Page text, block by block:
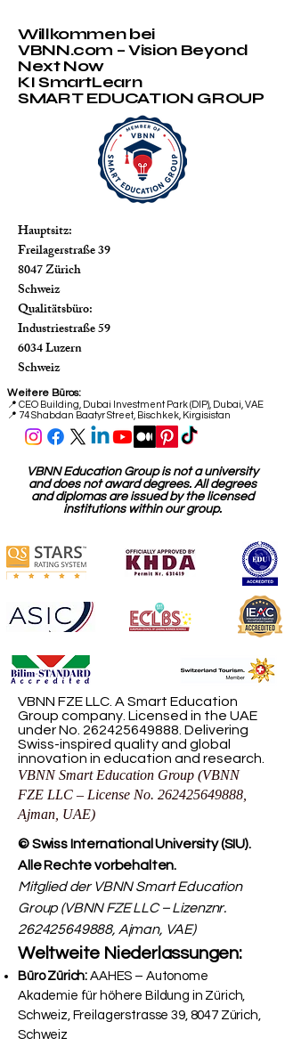
Willkommen bei
VBNN.com – Vision Beyond
Next Now
KI SmartLearn
SMART EDUCATION GROUP
Hauptsitz:
Freilagerstraße 39
8047 Zürich
Schweiz
Qualitätsbüro:
Industriestraße 59
6034 Luzern
Schweiz
Weitere Büros:
📍 CEO Building, Dubai Investment Park (DIP), Dubai, VAE
📍 74 Shabdan Baatyr Street, Bischkek, Kirgisistan
VBNN Education Group is not a university
and does not award degrees. All degrees
and diplomas are issued by the licensed
institutions within our group.
VBNN FZE LLC. A Smart Education
Group company. Licensed in the UAE
under No. 262425649888 . Delivering
Swiss-inspired quality and global
innovation in education and research.
VBNN Smart Education Group (VBNN
FZE LLC – License No. 262425649888
Ajman, UAE)
© Swiss International University (SIU).
Alle Rechte vorbehalten.
Mitglied der VBNN Smart Education
Group (VBNN FZE LLC – Lizenznr.
262425649888, Ajman, VAE)
Weltweite Niederlassungen:
Büro Zürich: AAHES – Autonome
Akademie für höhere Bildung in Zürich,
Schweiz, Freilagerstrasse 39, 8047 Zürich,
Schweiz